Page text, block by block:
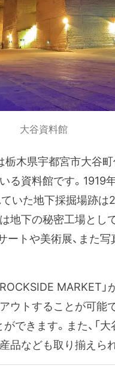
大谷資料館
栃木県宇都宮市大谷
資料館です。1919年
いた地下採掘場跡は
地下の秘密工場とし
ートや美術展、また
MARKET
ウトすることが可能
きます。また、「大
品なども取り揃えら